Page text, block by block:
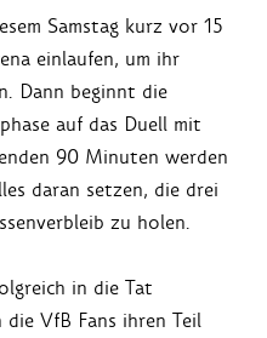
Samstag kurz vor 15
einlaufen, um ihr
Dann beginnt die
auf das Duell mit
90 Minuten werden
daran setzen, die drei
zu holen.
in die Tat
VfB Fans ihren Teil